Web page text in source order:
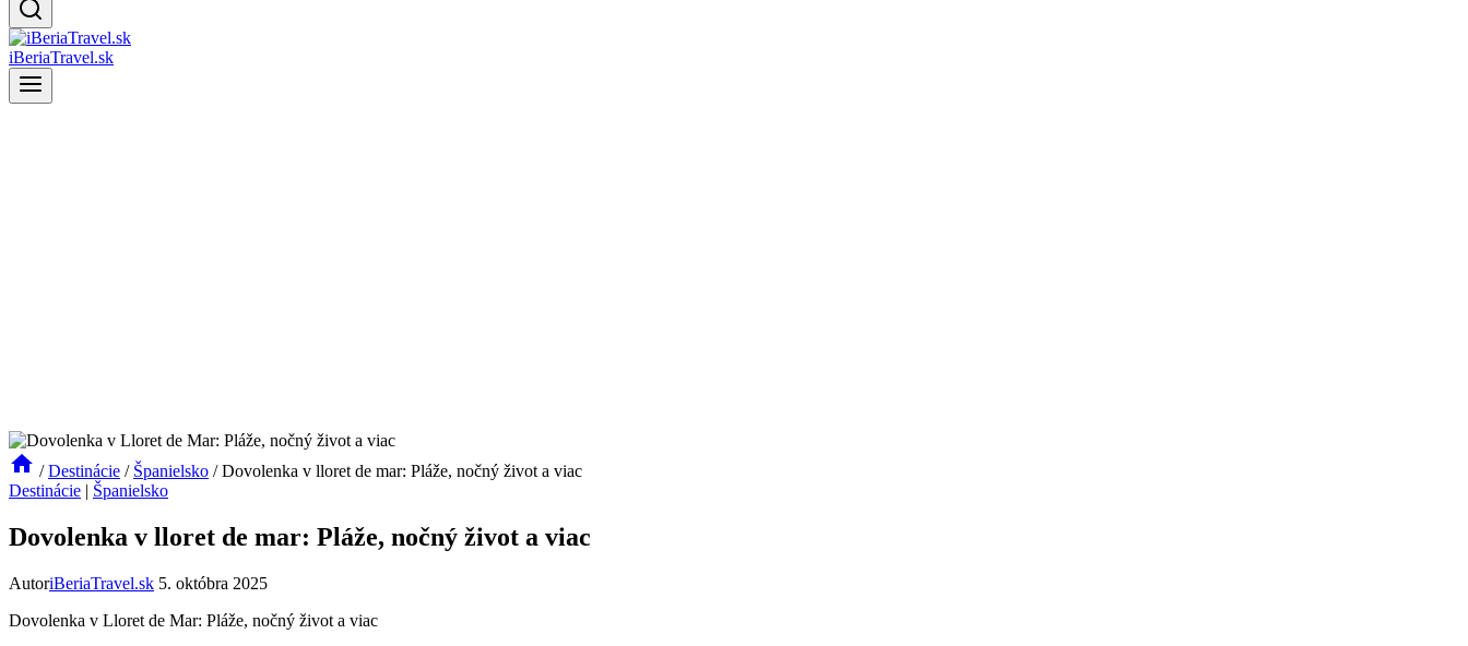
iBeriaTravel.sk
/ Destinácie / Španielsko / Dovolenka v lloret de mar: Pláže, nočný život a viac
Destinácie | Španielsko
Dovolenka v lloret de mar: Pláže, nočný život a viac
AutoriBeriaTravel.sk 5. októbra 2025
Dovolenka v Lloret de Mar: Pláže, nočný život a viac